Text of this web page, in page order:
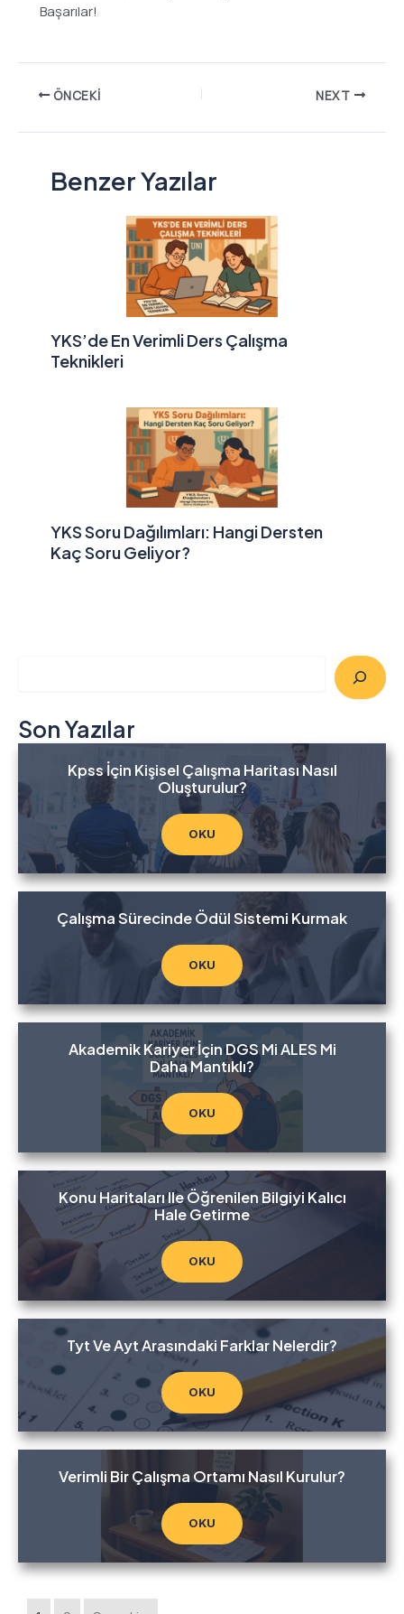
Başarılar!
ÖNCEKI NEXT
Benzer Yazılar
YKS’de En Verimli Ders Çalışma
Teknikleri
YKS Soru Dağılımları: Hangi Dersten
Kaç Soru Geliyor?
Son Yazılar
Kpss İçin Kişisel Çalışma Haritası Nasıl
Oluşturulur?
OKU
Çalışma Sürecinde Ödül Sistemi Kurmak
OKU
Akademik Kariyer İçin DGS Mi ALES Mi
Daha Mantıklı?
OKU
Konu Haritaları Ile Öğrenilen Bilgiyi Kalıcı
Hale Getirme
OKU
Tyt Ve Ayt Arasındaki Farklar Nelerdir?
OKU
Verimli Bir Çalışma Ortamı Nasıl Kurulur?
OKU